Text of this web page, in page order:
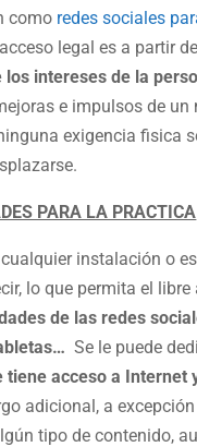
como redes sociales
legal es a partir
los intereses de la
e impulsos de
exigencia fisica
PARA LA PRACTICA
instalación o
lo que permita el
de las redes
Se le puede
tiene acceso a Internet
adicional, a
tipo de contenido,